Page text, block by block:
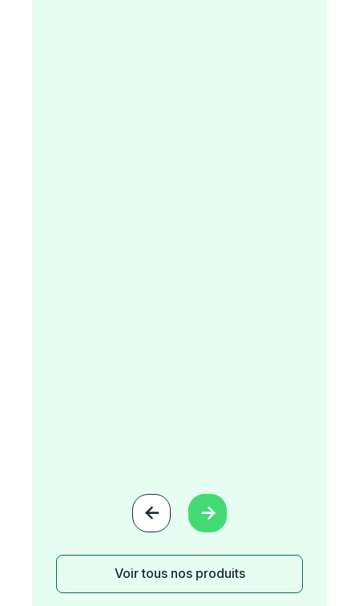
 
Voir tous nos produits